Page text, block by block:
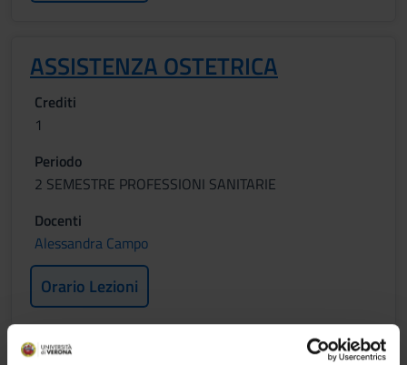
ASSISTENZA OSTETRICA
Crediti
1
Periodo
2 SEMESTRE PROFESSIONI SANITARIE
Docenti
Alessandra Campo
Orario Lezioni